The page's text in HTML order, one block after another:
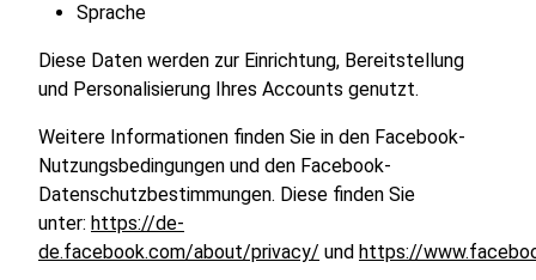
Sprache
Diese Daten werden zur Einrichtung, Bereitstellung
und Personalisierung Ihres Accounts genutzt.
Weitere Informationen finden Sie in den Facebook-
Nutzungsbedingungen und den Facebook-
Datenschutzbestimmungen. Diese finden Sie
unter: https://de-
de.facebook.com/about/privacy/ und https://